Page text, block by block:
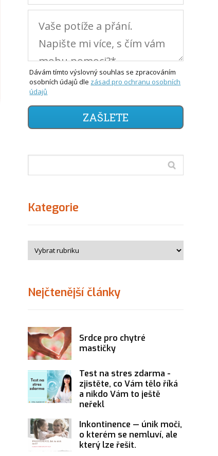
Dávám tímto výslovný souhlas se zpracováním
osobních údajů dle zásad pro ochranu osobních
údajů
ZAŠLETE
Kategorie
Nejčtenější články
Srdce pro chytré
mastičky
Test na stres zdarma -
zjistěte, co Vám tělo říká
a nikdo Vám to ještě
neřekl
Inkontinence — únik moči,
o kterém se nemluví, ale
který lze řešit.